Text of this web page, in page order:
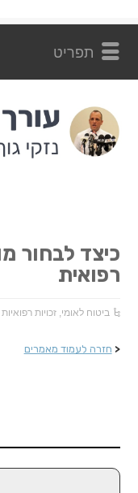
כיצד לבחור
רפואית
ביטוח לאומי,זכויות רפואיות
< חזרה לעמוד מאמרים